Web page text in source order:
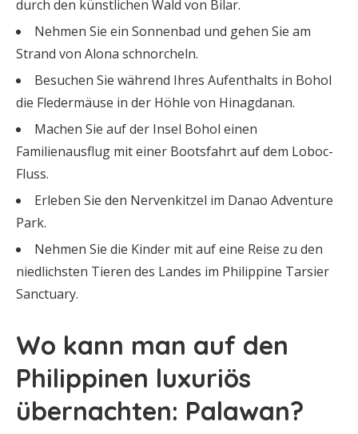
durch den künstlichen Wald von Bilar.
Nehmen Sie ein Sonnenbad und gehen Sie am
Strand von Alona schnorcheln.
Besuchen Sie während Ihres Aufenthalts in Bohol
die Fledermäuse in der Höhle von Hinagdanan.
Machen Sie auf der Insel Bohol einen
Familienausflug mit einer Bootsfahrt auf dem Loboc-
Fluss.
Erleben Sie den Nervenkitzel im Danao Adventure
Park.
Nehmen Sie die Kinder mit auf eine Reise zu den
niedlichsten Tieren des Landes im Philippine Tarsier
Sanctuary.
Wo kann man auf den
Philippinen luxuriös
übernachten: Palawan?